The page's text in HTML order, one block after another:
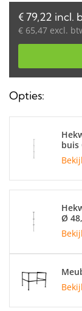
€ 79,22 incl.
€ 65,47 excl.
Opties:
buis
Ø